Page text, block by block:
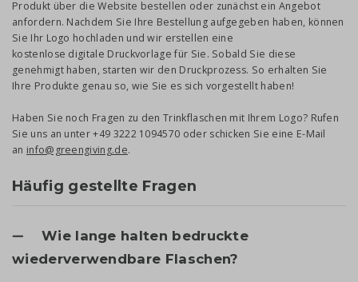
Produkt über die Website bestellen oder zunächst ein Angebot
anfordern. Nachdem Sie Ihre Bestellung aufgegeben haben, können
Sie Ihr Logo hochladen und wir erstellen eine
kostenlose digitale Druckvorlage für Sie. Sobald Sie diese
genehmigt haben, starten wir den Druckprozess. So erhalten Sie
Ihre Produkte genau so, wie Sie es sich vorgestellt haben!
Haben Sie noch Fragen zu den Trinkflaschen mit Ihrem Logo? Rufen
Sie uns an unter +49 3222 1094570 oder schicken Sie eine E-Mail
an info@greengiving.de.
Häufig gestellte Fragen
Wie lange halten bedruckte
wiederverwendbare Flaschen?